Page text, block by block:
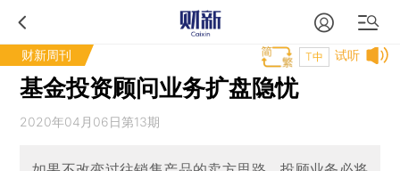
财新周刊 试听
T中
基金投资顾问业务扩盘隐忧
2020年04月06日第13期